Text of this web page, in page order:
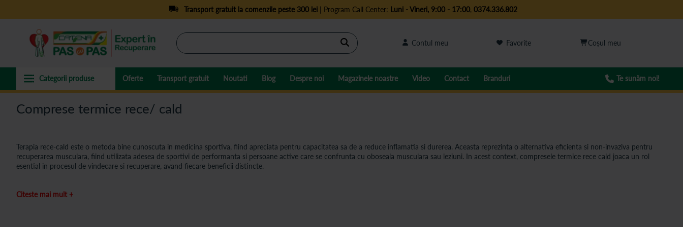
Transport gratuit la comenzile peste 300 lei| Program Call Center: Luni - Vineri, 9:00 - 17:00, 0374.336.802
Cautare Contul meu Favorite
Oferte Transport gratuit Noutati Blog Despre noi Magazinele noastre Video Contact Branduri Te sunăm noi!
Comprese termice rece/ cald
Terapia rece-cald este o metoda bine cunoscuta in medicina sportiva, fiind apreciata pentru capacitatea sa de a reduce inflamatia si durerea. Aceasta reprezinta o alternativa eficienta si non-invaziva pentru
recuperarea musculara, fiind utilizata adesea de sportivi de performanta si persoane active care se confrunta cu oboseala musculara sau leziuni. In acest context, compresele termice rece cald joaca un rol
esential in procesul de vindecare si recuperare, avand fiecare beneficii distincte.
Beneficii comprese rece cald
Citeste mai mult +